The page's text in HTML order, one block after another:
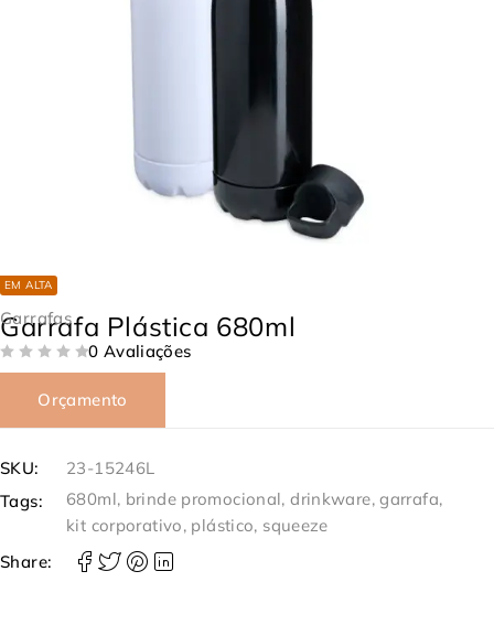
EM ALTA
Garrafas
Garrafa Plástica 680ml
0 Avaliações
Orçamento
SKU:
23-15246L
Tags:
680ml, brinde promocional,drinkware,garrafa,
kit corporativo, plástico, squeeze
Share: